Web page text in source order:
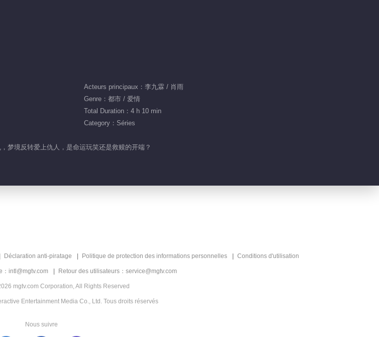
Acteurs principaux：李九霖 / 肖雨
Genre：都市 / 爱情
Total Duration：4 h 10 min
Category：Séries
梦境反转爱上仇人，是命运玩笑还是救赎的开端？
Déclaration anti-piratage Politique de protection des informations personnelles Conditions d'utilisation
intl@mgtv.com Retour des utilisateurs：service@mgtv.com
mgtv.com Corporation, All Rights Reserved
Entertainment Media Co., Ltd. Tous droits réservés
Nous suivre